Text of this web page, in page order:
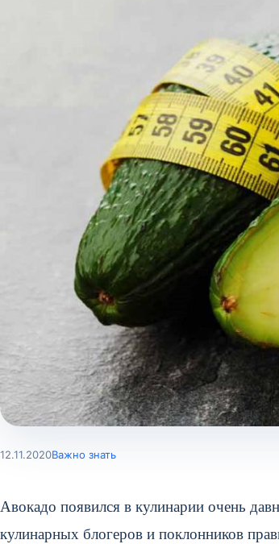
12.11.2020Важно знать
Авокадо появился в кулинарии очень
кулинарных блогеров и поклонников